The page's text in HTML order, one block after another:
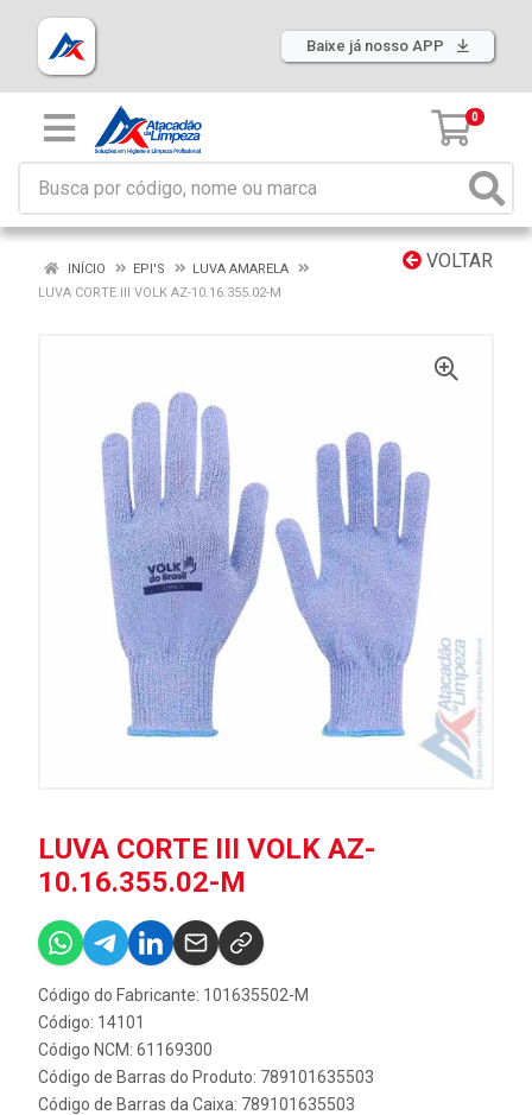
Baixe já nosso APP
0
VOLTAR
INÍCIO EPI'S
LUVA AMARELA
LUVA CORTE III VOLK AZ-10.16.355.02-M
LUVA CORTE III VOLK AZ-
10.16.355.02-M
Código do Fabricante: 101635502-M
Código: 14101
Código NCM: 61169300
Código de Barras do Produto: 789101635503
Código de Barras da Caixa: 789101635503